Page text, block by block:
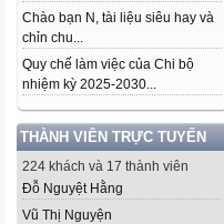
Chào bạn N, tài liệu siêu hay và
chỉn chu...
Quy chế làm việc của Chi bộ
nhiệm kỳ 2025-2030...
THÀNH VIÊN TRỰC TUYẾN
224 khách và 17 thành viên
Đỗ Nguyệt Hằng
Vũ Thị Nguyện